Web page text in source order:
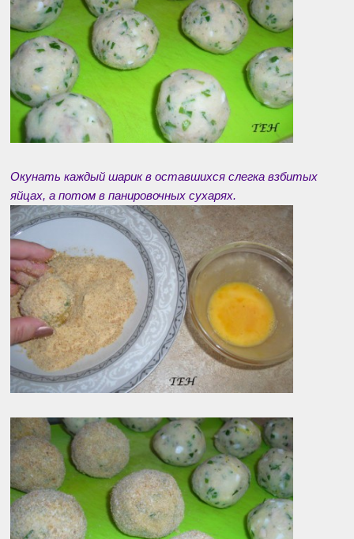
Окунать каждый шарик в оставшихся слегка взбитых
яйцах, а потом в панировочных сухарях.